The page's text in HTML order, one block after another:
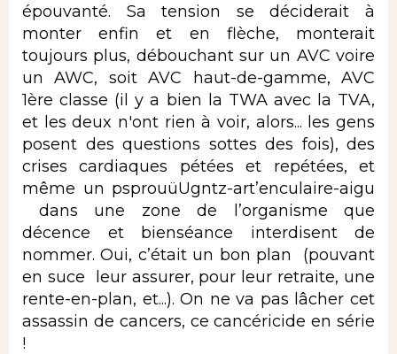
épouvanté. Sa tension se déciderait à
monter enfin et en flèche, monterait
toujours plus, débouchant sur un AVC voire
un AWC, soit AVC haut-de-gamme, AVC
1ère classe (il y a bien la TWA avec la TVA,
et les deux n'ont rien à voir, alors... les gens
posent des questions sottes des fois), des
crises cardiaques pétées et repétées, et
même un psprouüUgntz-art’enculaire-aigu
dans une zone de l’organisme que
décence et bienséance interdisent de
nommer. Oui, c’était un bon plan (pouvant
en suce
leur assurer, pour leur retraite, une
rente-en-plan, et...). On ne va pas lâcher cet
assassin de cancers, ce cancéricide en série
!